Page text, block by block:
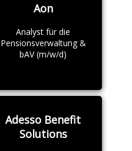
Aon
Analyst für die
Pensionsverwaltung &
bAV (m/w/d)
Adesso Benefit
Solutions